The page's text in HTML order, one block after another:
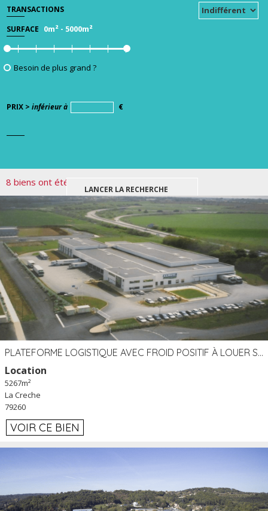
TRANSACTIONS
SURFACE 0m² - 5000m²
Besoin de plus grand ?
PRIX > inférieur à €
8 biens ont été trouvés pour votre recherche.
PLATEFORME LOGISTIQUE AVEC FROID POSITIF À LOUER SECTEUR NIORT (79)
Location
5267m²
La Creche
79260
VOIR CE BIEN